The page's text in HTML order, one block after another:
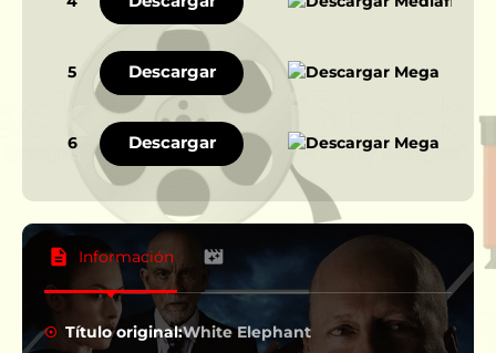
5 Descargar
6 Descargar
Información
Título original:White Elephant